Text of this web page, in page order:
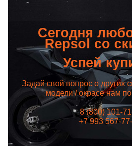
Сегодня
Repsol со
Успей
Задай свой вопрос о других
модели / окрасе нам
8 (800) 101-
+7 993 567-